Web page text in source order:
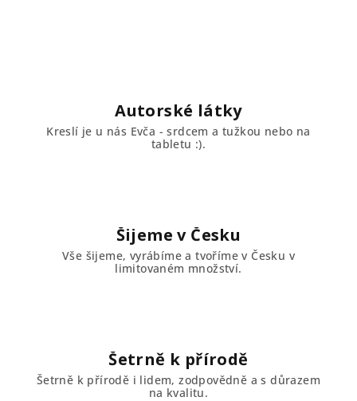
Autorské látky
Kreslí je u nás Evča - srdcem a tužkou nebo na
tabletu :).
Šijeme v Česku
Vše šijeme, vyrábíme a tvoříme v Česku v
limitovaném množství.
Šetrně k přírodě
Šetrně k přírodě i lidem, zodpovědně a s důrazem
na kvalitu.